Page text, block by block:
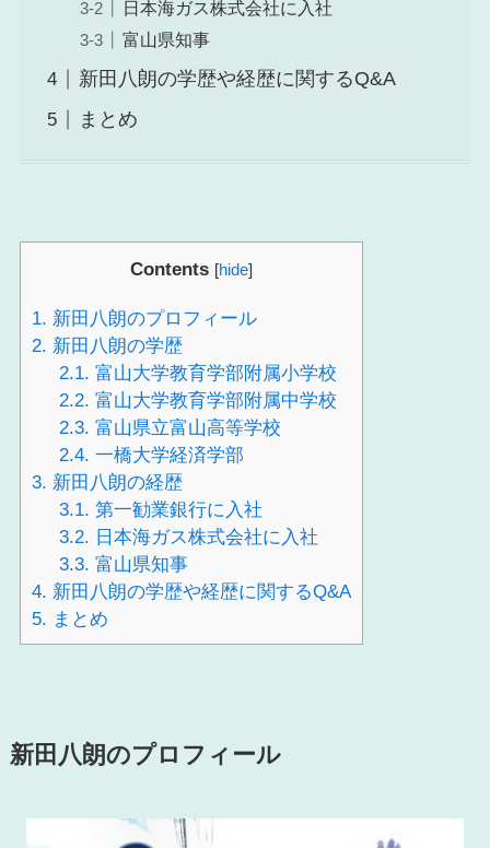
日本海ガス株式会社に入社
富山県知事
新田八朗の学歴や経歴に関するQ&A
まとめ
Contents [hide]
1. 新田八朗のプロフィール
2. 新田八朗の学歴
2.1. 富山大学教育学部附属小学校
2.2. 富山大学教育学部附属中学校
2.3. 富山県立富山高等学校
2.4. 一橋大学経済学部
3. 新田八朗の経歴
3.1. 第一勧業銀行に入社
3.2. 日本海ガス株式会社に入社
3.3. 富山県知事
4. 新田八朗の学歴や経歴に関するQ&A
5. まとめ
新田八朗のプロフィール